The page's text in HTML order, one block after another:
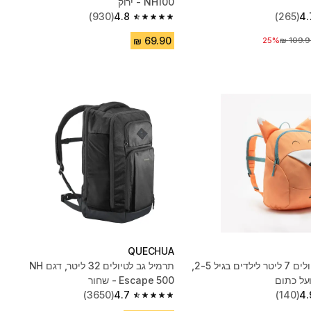
(265)
לפני הנחה
25%
4.8
4.8 out of 5 stars from 930 reviews
(930)
(140)
QUECHUA
תרמיל גב לטיולים ‏32 ליטר,‏ דגם NH
Escape 500 - שחור
4.7
4.7 out of 5 stars from 3650 reviews
(3650)